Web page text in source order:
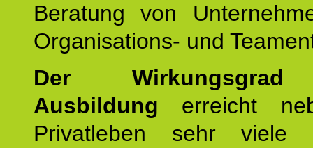
Beratung von
Organisations- und
Der
Ausbildung erreicht
Privatleben sehr viele